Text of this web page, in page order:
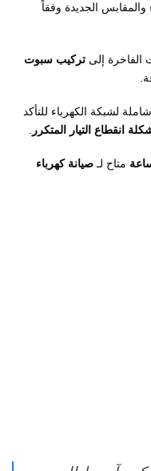
الجديدة وفقاً
الفاخرة إلى تركيب سبوت
لشبكة الكهرباء للتأكد
انقطاع التيار المتكرر
متاح لـ صيانة كهرباء